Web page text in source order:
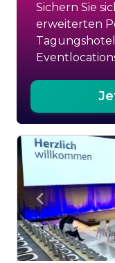
Sichern Sie
erweiterten